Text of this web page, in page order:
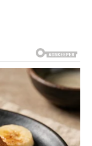
će se rješavati
će biti otvoreniji
vi ćete nakon
vam je